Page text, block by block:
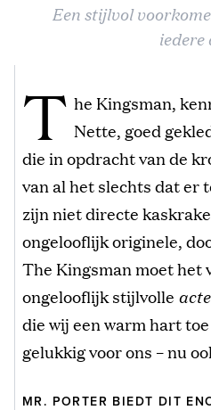
Een stijlvol
iedere
T he Kingsman,
Nette, goed
die in opdracht van de
van al het slechts dat er
zijn niet directe
ongelooflijk originele,
The Kingsman moet het
ongelooflijk stijlvolle
die wij een warm hart
gelukkig voor ons – nu
MR. PORTER BIEDT DIT